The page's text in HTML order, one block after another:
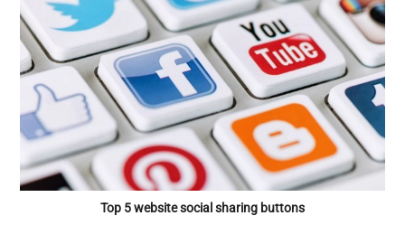
Top 5 website social sharing buttons